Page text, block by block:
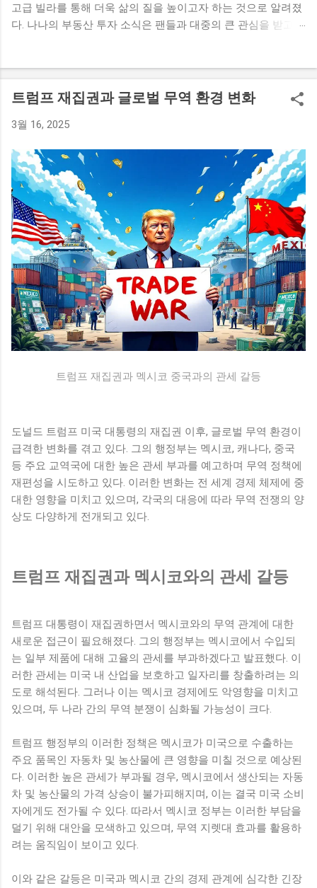
고급 빌라를 통해 더욱 삶의 질을 높이고자 하는 것으로 알려졌
다. 나나의 부동산 투자 소식은 팬들과 대중의 큰 관심을 받고
있다. 나나의 매입 금액은 무려 42억 원으로, 그녀의 새로운 보
금자리는 기대와 흥미를 자아내고 있다. 배우 나나는 최근 활발
히 활동하며 많은 인기를 끌고 있는 스타이다. 이번 고급 빌라
례로, 팬들에게도 긍정적인 반응을 얻고 있다. 나나의 부동산 투
자에 대한 관심은 그녀의 개인적인 재산이나 재정 상태에 대한
궁금증을 불러일으키기도 했다. 한편, 나나는 고급 빌라를 매입
하면서 앞으로의 계획에 대한 이야기도 전했다. 그녀는 이를 통
해 안정된 생활 환경을 원하는 만큼 스스로의 삶을 더욱 풍요롭
게 만드는데 중점을 두고 있다고 전했다. 앞으로 그녀가 어떤 방
식으로 고급 빌라에서의 새 삶을 꾸려나갈지 많은 이들이 주목
하고 있다. 아르카디아 시그니처의 매력 '아르카디아 시그니
처'는 경기 구리시에 위치한 전원주택형 고급 빌라로, 자연과 조
화를 이루는 아름다운 환경 속에 자리잡고 있다. 이 빌라는 탁월
한 디자인과 고급스러운 인테리어로 유명하며, 다양한 편의 시
설을 갖추고 있어 주거 공간으로서의 매력을 높이고 있다. 특히,
든 요소를 갖추고 있다. 나나가 선택한 아르카디아 시그니처는
대된다. 더불어 ...
트럼프 재집권과 글로벌 무역 환경 변화
3월 16, 2025
트럼프 재집권과 멕시코 중국과의 관세 갈등
도널드 트럼프 미국 대통령의 재집권 이후, 글로벌 무역 환경이
급격한 변화를 겪고 있다. 그의 행정부는 멕시코, 캐나다, 중국
등 주요 교역국에 대한 높은 관세 부과를 예고하며 무역 정책에
재편성을 시도하고 있다. 이러한 변화는 전 세계 경제 체제에 중
대한 영향을 미치고 있으며, 각국의 대응에 따라 무역 전쟁의 양
상도 다양하게 전개되고 있다.
트럼프 재집권과 멕시코와의 관세 갈등
트럼프 대통령이 재집권하면서 멕시코와의 무역 관계에 대한
새로운 접근이 필요해졌다. 그의 행정부는 멕시코에서 수입되
는 일부 제품에 대해 고율의 관세를 부과하겠다고 발표했다. 이
러한 관세는 미국 내 산업을 보호하고 일자리를 창출하려는 의
도로 해석된다. 그러나 이는 멕시코 경제에도 악영향을 미치고
있으며, 두 나라 간의 무역 분쟁이 심화될 가능성이 크다.
트럼프 행정부의 이러한 정책은 멕시코가 미국으로 수출하는
주요 품목인 자동차 및 농산물에 큰 영향을 미칠 것으로 예상된
다. 이러한 높은 관세가 부과될 경우, 멕시코에서 생산되는 자동
차 및 농산물의 가격 상승이 불가피해지며, 이는 결국 미국 소비
자에게도 전가될 수 있다. 따라서 멕시코 정부는 이러한 부담을
덜기 위해 대안을 모색하고 있으며, 무역 지렛대 효과를 활용하
려는 움직임이 보이고 있다.
이와 같은 갈등은 미국과 멕시코 간의 경제 관계에 심각한 긴장